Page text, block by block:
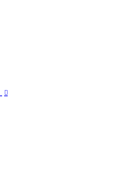
